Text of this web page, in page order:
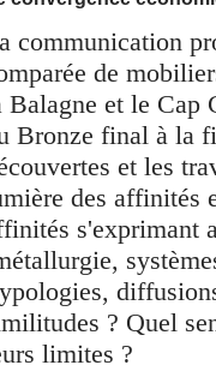
communication
de
Balagne et le Cap
Bronze final à la
et les
des affinités
s'exprimant
? Quel
limites ?